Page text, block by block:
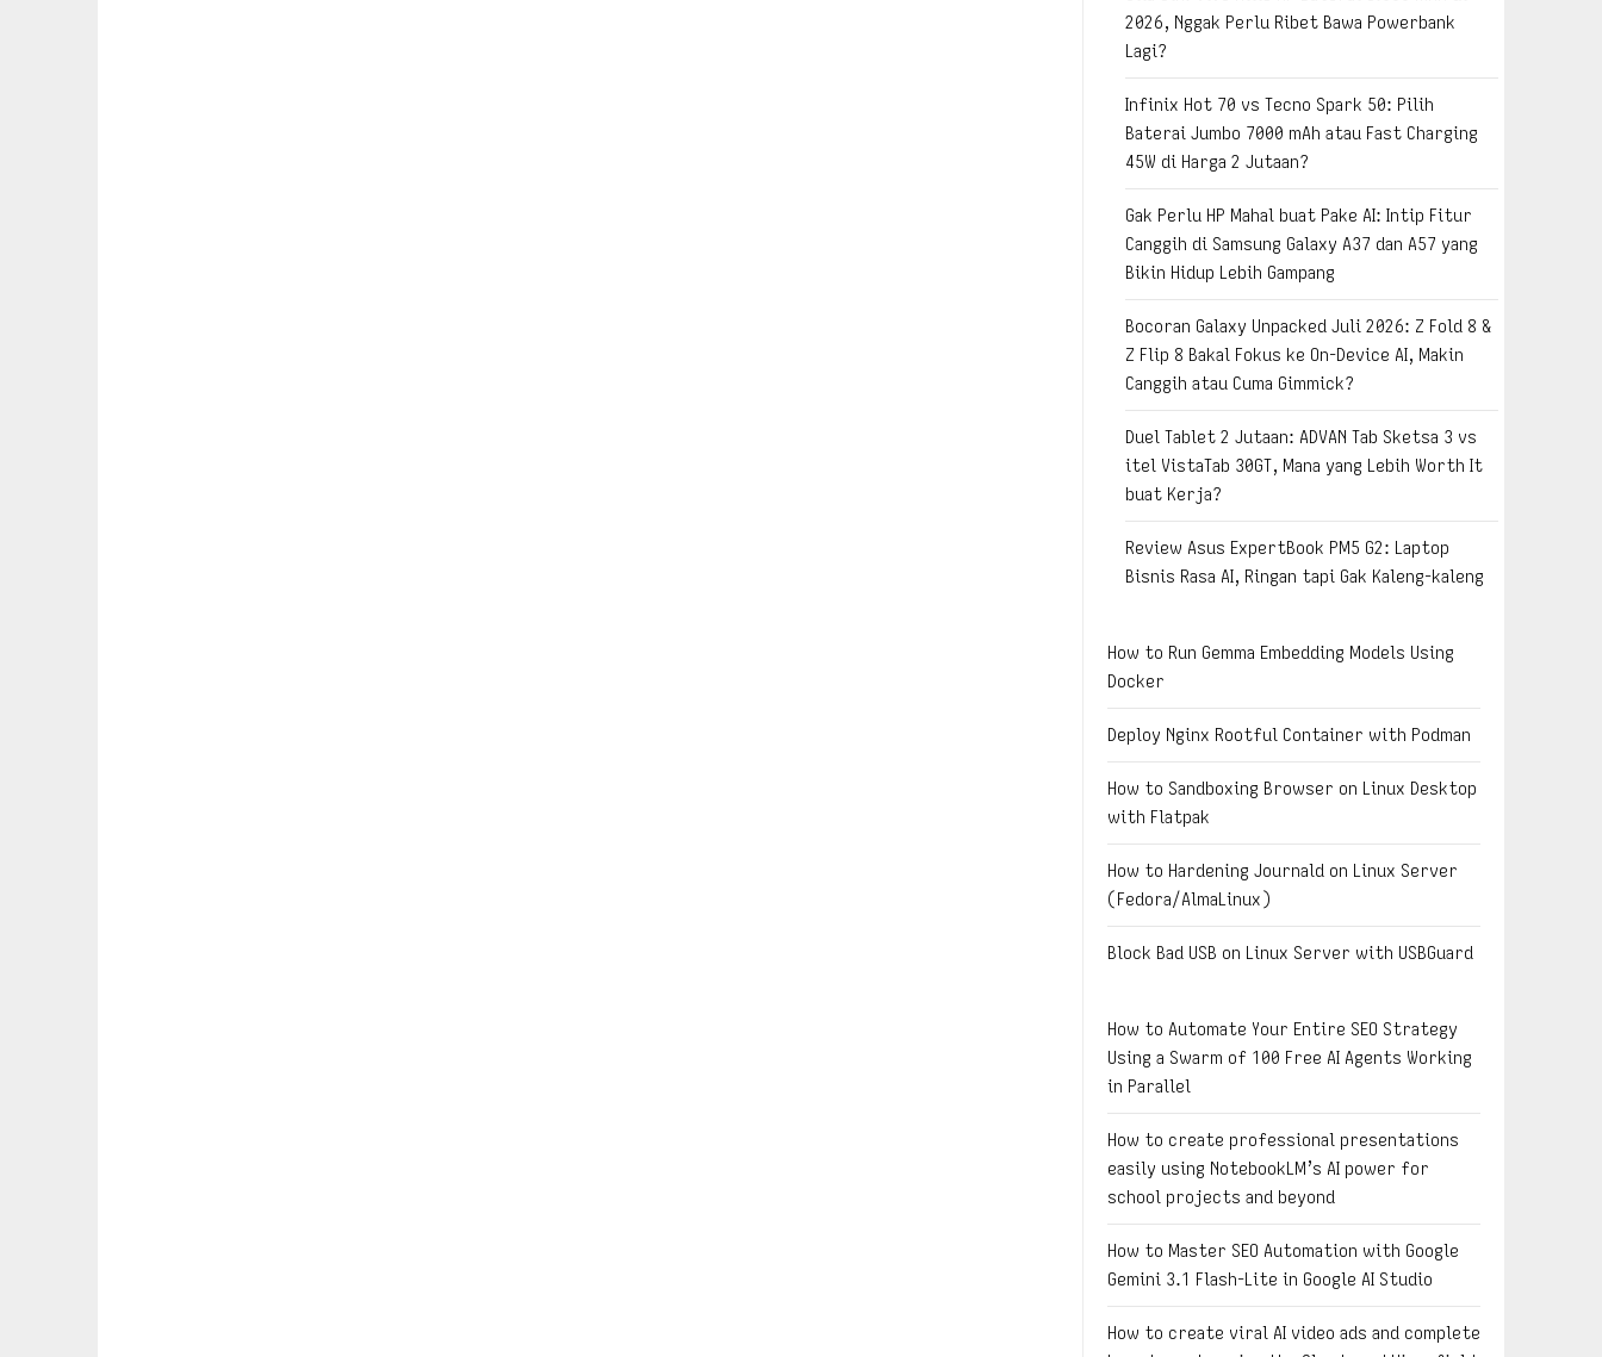
2026, Nggak Perlu Ribet Bawa Powerbank
Lagi?
Infinix Hot 70 vs Tecno Spark 50: Pilih
Baterai Jumbo 7000 mAh atau Fast Charging
45W di Harga 2 Jutaan?
Gak Perlu HP Mahal buat Pake AI: Intip Fitur
Canggih di Samsung Galaxy A37 dan A57 yang
Bikin Hidup Lebih Gampang
Bocoran Galaxy Unpacked Juli 2026: Z Fold 8 &
Z Flip 8 Bakal Fokus ke On-Device AI, Makin
Canggih atau Cuma Gimmick?
Duel Tablet 2 Jutaan: ADVAN Tab Sketsa 3 vs
itel VistaTab 30GT, Mana yang Lebih Worth It
buat Kerja?
Review Asus ExpertBook PM5 G2: Laptop
Bisnis Rasa AI, Ringan tapi Gak Kaleng-kaleng
How to Run Gemma Embedding Models Using
Docker
Deploy Nginx Rootful Container with Podman
How to Sandboxing Browser on Linux Desktop
with Flatpak
How to Hardening Journald on Linux Server
(Fedora/AlmaLinux)
Block Bad USB on Linux Server with USBGuard
How to Automate Your Entire SEO Strategy
Using a Swarm of 100 Free AI Agents Working
in Parallel
How to create professional presentations
easily using NotebookLM’s AI power for
school projects and beyond
How to Master SEO Automation with Google
Gemini 3.1 Flash-Lite in Google AI Studio
How to create viral AI video ads and complete